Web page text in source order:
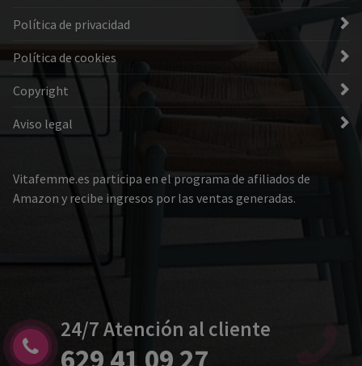
Política de privacidad
Política de cookies
Copyright
Aviso legal
Vitafemme.es participa en el programa de afiliados de
Amazon y recibe ingresos por las ventas generadas.
24/7 Atención al cliente